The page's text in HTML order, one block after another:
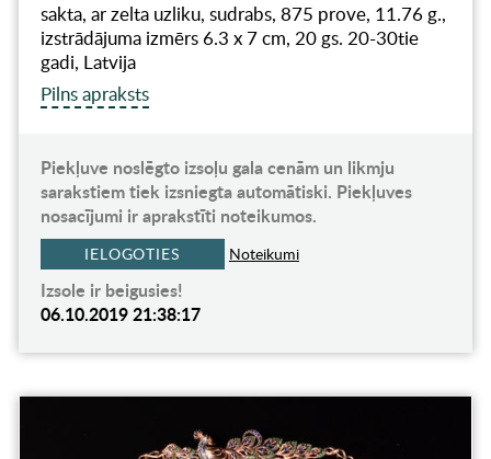
sakta, ar zelta uzliku, sudrabs, 875 prove, 11.76 g.,
izstrādājuma izmērs 6.3 x 7 cm, 20 gs. 20-30tie
gadi, Latvija
Pilns apraksts
Piekļuve noslēgto izsoļu gala cenām un likmju
sarakstiem tiek izsniegta automātiski. Piekļuves
nosacījumi ir aprakstīti noteikumos.
IELOGOTIES Noteikumi
Izsole ir beigusies!
06.10.2019 21:38:17